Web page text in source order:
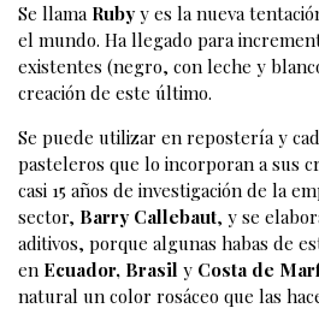
Se llama Ruby y es la nueva
el mundo. Ha llegado para
existentes (negro, con leche y
creación de este último.
Se puede utilizar en repostería y
pasteleros que lo incorporan a sus
casi 15 años de investigación de la
sector, Barry Callebaut, y se
aditivos, porque algunas habas de
en Ecuador, Brasil y Costa de
natural un color rosáceo que las